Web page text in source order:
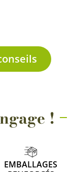
!
EMBALLAGES